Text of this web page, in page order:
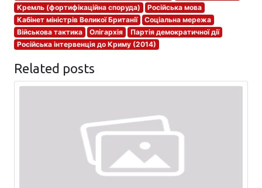
Кремль (фортифікаційна споруда)
Російська мова
Кабінет міністрів Великої Британії
Соціальна мережа
Військова тактика
Олігархія
Партія демократичної дії
Російська інтервенція до Криму (2014)
Related posts